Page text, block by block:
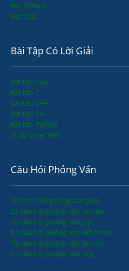
Học Python
Học SQL
Bài Tập Có Lời Giải
Bài tập Java
Bài tập C
Bài tập C++
Bài tập C#
Bài tập Python
Ví dụ Excel VBA
Câu Hỏi Phỏng Vấn
201 câu hỏi phỏng vấn java
25 câu hỏi phỏng vấn servlet
75 câu hỏi phỏng vấn jsp
52 câu hỏi phỏng vấn Hibernate
70 câu hỏi phỏng vấn Spring
57 câu hỏi phỏng vấn SQL